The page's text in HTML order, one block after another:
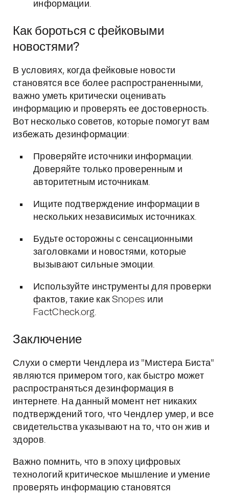
информации.
Как бороться с фейковыми
новостями?
В условиях, когда фейковые новости
становятся все более распространенными,
важно уметь критически оценивать
информацию и проверять ее достоверность.
Вот несколько советов, которые помогут вам
избежать дезинформации:
Проверяйте источники информации.
Доверяйте только проверенным и
авторитетным источникам.
Ищите подтверждение информации в
нескольких независимых источниках.
Будьте осторожны с сенсационными
заголовками и новостями, которые
вызывают сильные эмоции.
Используйте инструменты для проверки
фактов, такие как Snopes или
FactCheck.org.
Заключение
Слухи о смерти Чендлера из "Мистера Биста"
являются примером того, как быстро может
распространяться дезинформация в
интернете. На данный момент нет никаких
подтверждений того, что Чендлер умер, и все
свидетельства указывают на то, что он жив и
здоров.
Важно помнить, что в эпоху цифровых
технологий критическое мышление и умение
проверять информацию становятся